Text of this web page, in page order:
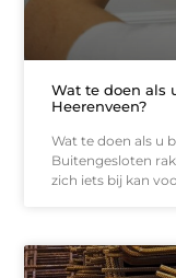
Wat te doen als
Heerenveen?
Wat te doen als u
Buitengesloten
zich iets bij kan